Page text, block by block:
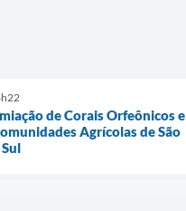
de Corais Orfeônicos e
Agrícolas de São